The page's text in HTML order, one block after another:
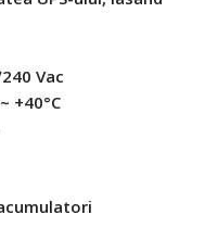
Vac
+40°C